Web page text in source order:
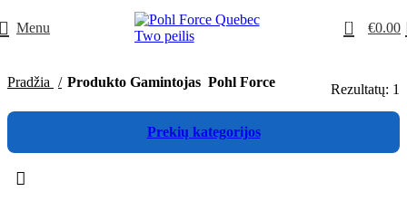
Menu 0 €0.00
Pradžia Produkto Gamintojas Pohl Force Rezultatų: 1
Prekių kategorijos